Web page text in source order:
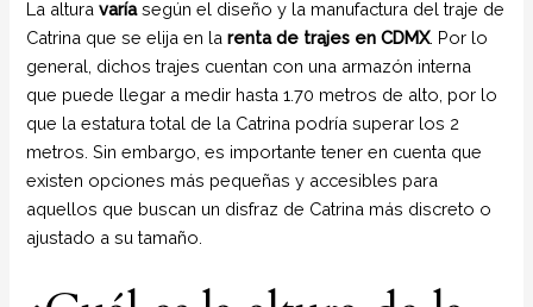
La alturavaríasegún el diseño y la manufactura del traje de
Catrina que se elija en larenta de trajes en CDMX. Por lo
general, dichos trajes cuentan con una armazón interna
que puede llegar a medir hasta 1.70 metros de alto, por lo
que la estatura total de la Catrina podría superar los 2
metros. Sin embargo, es importante tener en cuenta que
existen opciones más pequeñas y accesibles para
aquellos que buscan un disfraz de Catrina más discreto o
ajustado a su tamaño.